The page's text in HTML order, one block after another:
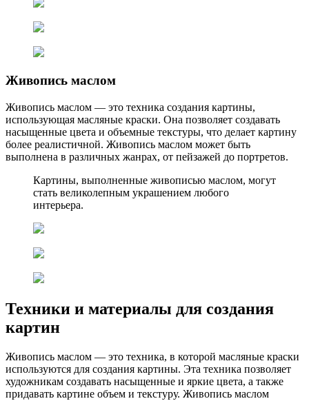
Живопись маслом
Живопись маслом — это техника создания картины,
использующая масляные краски. Она позволяет создавать
насыщенные цвета и объемные текстуры, что делает картину
более реалистичной. Живопись маслом может быть
выполнена в различных жанрах, от пейзажей до портретов.
Картины, выполненные живописью маслом, могут
стать великолепным украшением любого
интерьера.
Техники и материалы для создания
картин
Живопись маслом — это техника, в которой масляные краски
используются для создания картины. Эта техника позволяет
художникам создавать насыщенные и яркие цвета, а также
придавать картине объем и текстуру. Живопись маслом